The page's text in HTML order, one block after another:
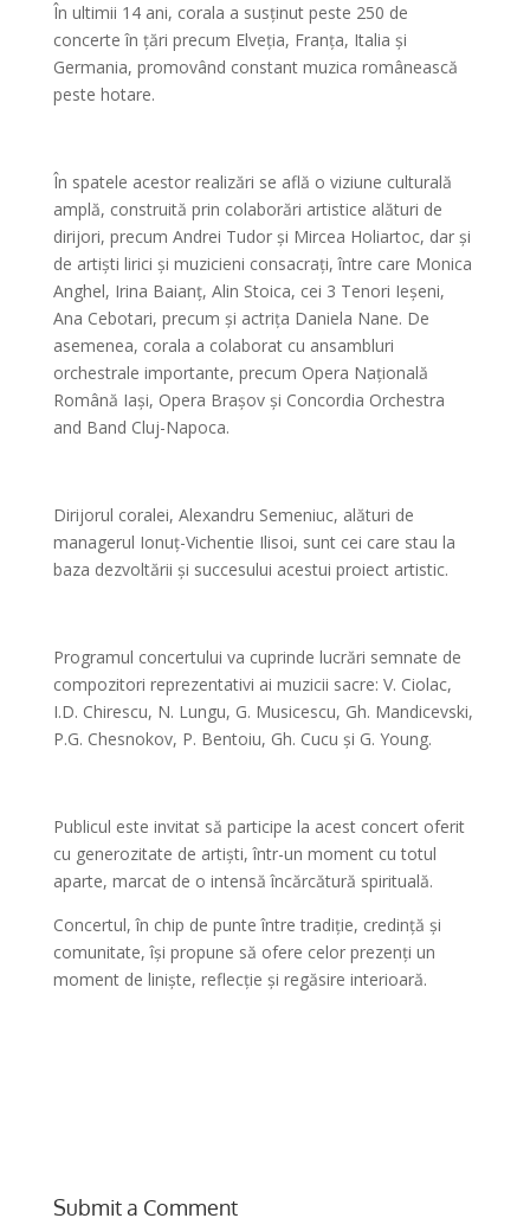
În ultimii 14 ani, corala a susținut peste 250 de
concerte în țări precum Elveția, Franța, Italia și
Germania, promovând constant muzica românească
peste hotare.
În spatele acestor realizări se află o viziune culturală
amplă, construită prin colaborări artistice alături de
dirijori, precum Andrei Tudor și Mircea Holiartoc, dar și
de artiști lirici și muzicieni consacrați, între care Monica
Anghel, Irina Baianț, Alin Stoica, cei 3 Tenori Ieșeni,
Ana Cebotari, precum și actrița Daniela Nane. De
asemenea, corala a colaborat cu ansambluri
orchestrale importante, precum Opera Națională
Română Iași, Opera Brașov și Concordia Orchestra
and Band Cluj-Napoca.
Dirijorul coralei, Alexandru Semeniuc, alături de
managerul Ionuț-Vichentie Ilisoi, sunt cei care stau la
baza dezvoltării și succesului acestui proiect artistic.
Programul concertului va cuprinde lucrări semnate de
compozitori reprezentativi ai muzicii sacre: V. Ciolac,
I.D. Chirescu, N. Lungu, G. Musicescu, Gh. Mandicevski,
P.G. Chesnokov, P. Bentoiu, Gh. Cucu și G. Young.
Publicul este invitat să participe la acest concert oferit
cu generozitate de artiști, într-un moment cu totul
aparte, marcat de o intensă încărcătură spirituală.
Concertul, în chip de punte între tradiție, credință și
comunitate, își propune să ofere celor prezenți un
moment de liniște, reflecție și regăsire interioară.
Submit a Comment